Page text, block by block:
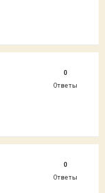
0
Ответы
0
Ответы